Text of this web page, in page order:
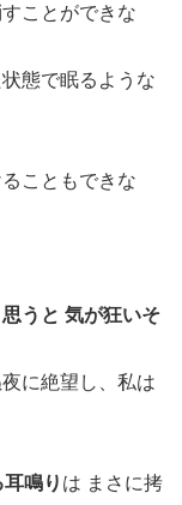
ことができな
態で眠るような
こともできな
うと 気が狂いそ
に絶望し、私は
鳴り は まさに拷